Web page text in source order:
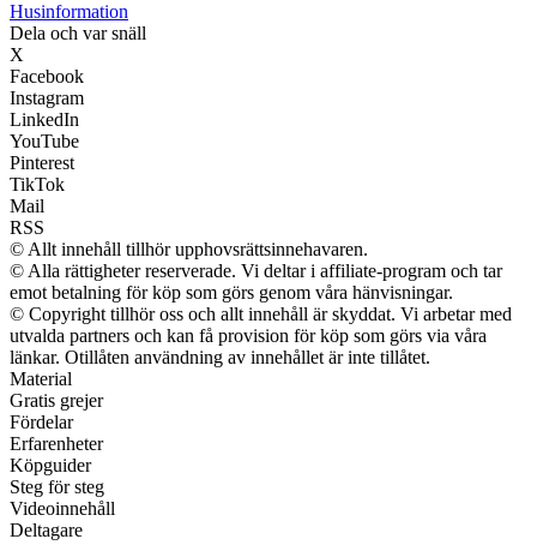
Husinformation
Dela och var snäll
X
Facebook
Instagram
LinkedIn
YouTube
Pinterest
TikTok
Mail
RSS
© Allt innehåll tillhör upphovsrättsinnehavaren.
© Alla rättigheter reserverade. Vi deltar i affiliate-program och tar
emot betalning för köp som görs genom våra hänvisningar.
© Copyright tillhör oss och allt innehåll är skyddat. Vi arbetar med
utvalda partners och kan få provision för köp som görs via våra
länkar. Otillåten användning av innehållet är inte tillåtet.
Material
Gratis grejer
Fördelar
Erfarenheter
Köpguider
Steg för steg
Videoinnehåll
Deltagare